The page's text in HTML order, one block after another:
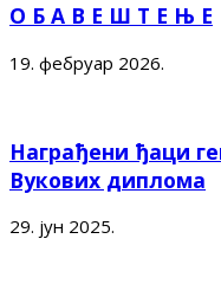
О Б А В Е Ш Т Е Њ Е
19. фебруар 2026.
Награђени ђаци
Вукових диплома
29. јун 2025.